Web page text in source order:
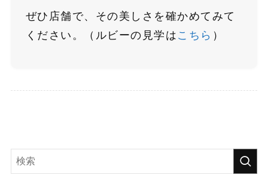
ぜひ店舗で、その美しさを確かめてみて
ください。（ルビーの見学は こちら ）